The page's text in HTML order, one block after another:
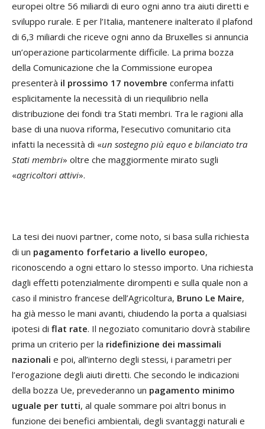
europei oltre 56 miliardi di euro ogni anno tra aiuti diretti e
sviluppo rurale. E per l’Italia, mantenere inalterato il plafond
di 6,3 miliardi che riceve ogni anno da Bruxelles si annuncia
un’operazione particolarmente difficile. La prima bozza
della Comunicazione che la Commissione europea
presenterà il prossimo 17 novembre conferma infatti
esplicitamente la necessità di un riequilibrio nella
distribuzione dei fondi tra Stati membri. Tra le ragioni alla
base di una nuova riforma, l’esecutivo comunitario cita
infatti la necessità di «un sostegno più equo e bilanciato tra
Stati membri» oltre che maggiormente mirato sugli
«agricoltori attivi».
La tesi dei nuovi partner, come noto, si basa sulla richiesta
di un pagamento forfetario a livello europeo,
riconoscendo a ogni ettaro lo stesso importo. Una richiesta
dagli effetti potenzialmente dirompenti e sulla quale non a
caso il ministro francese dell’Agricoltura, Bruno Le Maire,
ha già messo le mani avanti, chiudendo la porta a qualsiasi
ipotesi di flat rate. Il negoziato comunitario dovrà stabilire
prima un criterio per la ridefinizione dei massimali
nazionali e poi, all’interno degli stessi, i parametri per
l’erogazione degli aiuti diretti. Che secondo le indicazioni
della bozza Ue, prevederanno un pagamento minimo
uguale per tutti, al quale sommare poi altri bonus in
funzione dei benefici ambientali, degli svantaggi naturali e